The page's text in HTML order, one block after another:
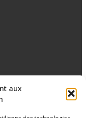
aux